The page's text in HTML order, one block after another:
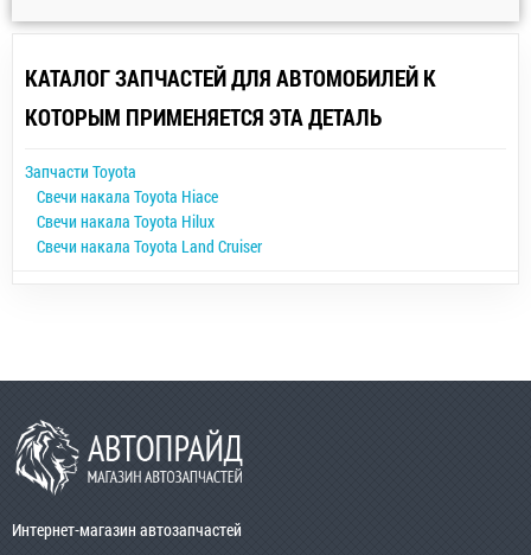
КАТАЛОГ ЗАПЧАСТЕЙ ДЛЯ АВТОМОБИЛЕЙ К
КОТОРЫМ ПРИМЕНЯЕТСЯ ЭТА ДЕТАЛЬ
Запчасти Toyota
Свечи накала Toyota Hiace
Свечи накала Toyota Hilux
Свечи накала Toyota Land Cruiser
Интернет-магазин автозапчастей